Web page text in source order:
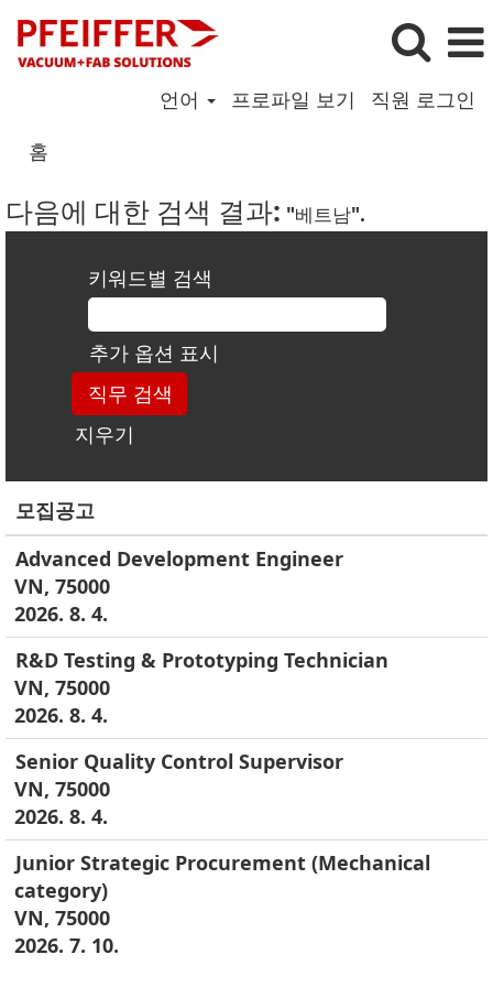
언어 프로파일 보기
직원 로그인
홈
다음에 대한 검색 결과: "베트남".
키워드별 검색
추가 옵션 표시
지우기
모집공고
Advanced Development Engineer
VN, 75000
2026. 8. 4.
R&D Testing & Prototyping Technician
VN, 75000
2026. 8. 4.
Senior Quality Control Supervisor
VN, 75000
2026. 8. 4.
Junior Strategic Procurement (Mechanical
category)
VN, 75000
2026. 7. 10.